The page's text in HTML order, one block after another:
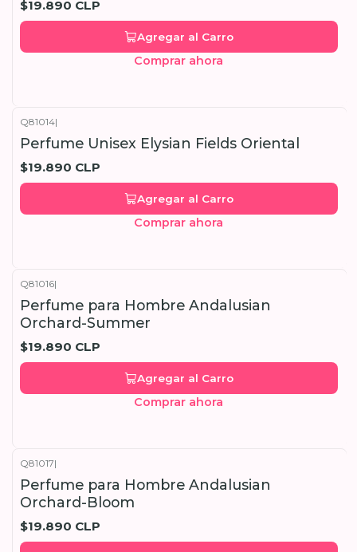
$19.890 CLP
Agregar al Carro
Comprar ahora
Q81014|
Perfume Unisex Elysian Fields Oriental
$19.890 CLP
Agregar al Carro
Comprar ahora
Q81016|
Perfume para Hombre Andalusian
Orchard-Summer
$19.890 CLP
Agregar al Carro
Comprar ahora
Q81017|
Perfume para Hombre Andalusian
Orchard-Bloom
$19.890 CLP